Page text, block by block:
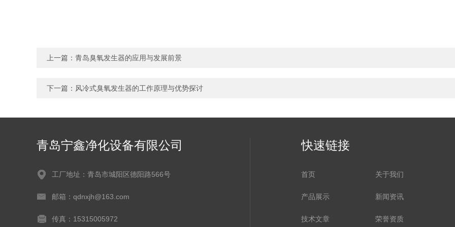
上一篇： 青岛臭氧发生器的应用与发展前景
下一篇： 风冷式臭氧发生器的工作原理与优势探讨
青岛宁鑫净化设备有限公司
工厂地址：青岛市城阳区德阳路566号
邮箱：qdnxjh@163.com
传真：15315005972
快速链接
首页 关于我们
产品展示 新闻资讯
技术文章 荣誉资质